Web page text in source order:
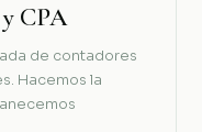
CPA
de contadores
Hacemos la